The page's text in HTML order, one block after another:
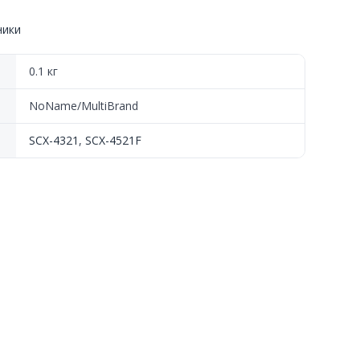
0.1 кг
NoName/MultiBrand
SCX-4321 ,SCX-4521F